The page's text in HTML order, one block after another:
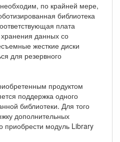
по крайней мере,
библиотека
плата
хранения данных со
жесткие диски
для резервного
продуктом
поддержка одного
библиотеки. Для того
дополнительных
приобрести модуль Library